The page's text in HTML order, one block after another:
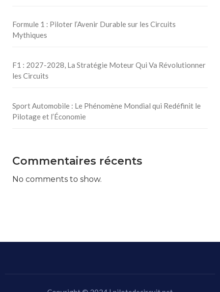
Formule 1 : Piloter l’Avenir Durable sur les Circuits
Mythiques
F1 : 2027-2028, La Stratégie Moteur Qui Va Révolutionner
les Circuits
Sport Automobile : Le Phénomène Mondial qui Redéfinit le
Pilotage et l’Économie
Commentaires récents
No comments to show.